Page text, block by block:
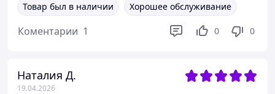
Товар был в наличии
Хорошее обслуживание
Коментарии 1 0 0
Наталия Д.
19.04.2026